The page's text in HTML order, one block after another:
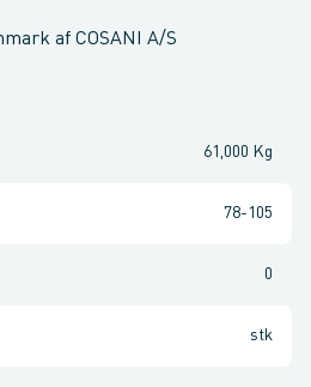
af COSANI A/S
61,000 Kg
78-105
0
stk